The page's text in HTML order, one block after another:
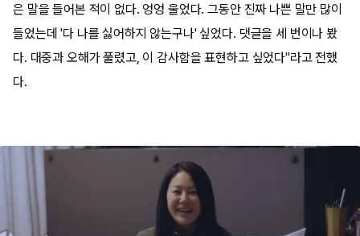
은 말을 들어본 적이 없다. 엉엉 울었다. 그동안 진짜 나쁜 말만 많이
들었는데 '다 나를 싫어하지 않는구나' 싶었다. 댓글을 세 번이나 봤
다. 대중과 오해가 풀렸고, 이 감사함을 표현하고 싶었다"라고 전했
다.